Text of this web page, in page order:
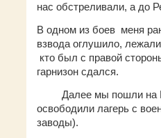
нас обстреливали, а до
В одном из боев меня
взвода оглушило,
кто был с правой
гарнизон сдался.
Далее мы пошли на
освободили лагерь с
заводы).